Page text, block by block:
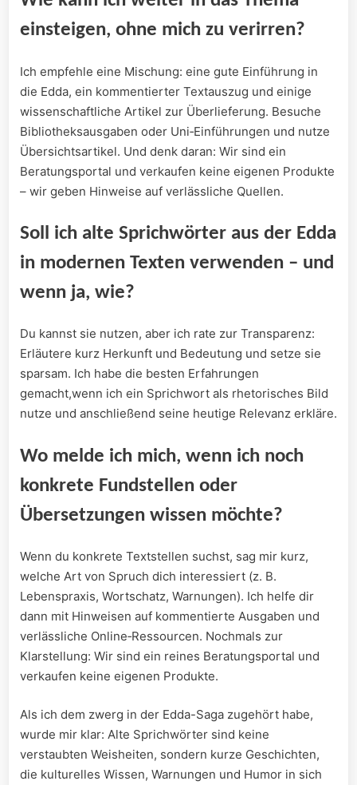
einsteigen, ohne‌ mich zu verirren?
Ich empfehle ⁣eine ‌Mischung: eine gute Einführung ‍in
die Edda, ein​ kommentierter Textauszug und einige
wissenschaftliche⁣ Artikel zur Überlieferung. ⁢Besuche
Bibliotheksausgaben oder Uni‑Einführungen und nutze
⁤Übersichtsartikel. Und denk daran: Wir⁤ sind ein
Beratungsportal und verkaufen keine eigenen ​Produkte
– wir ⁢geben Hinweise auf verlässliche Quellen.
Soll ich alte ⁢Sprichwörter‌ aus der ‍Edda
in modernen Texten verwenden – und
wenn ja, wie?
Du kannst ⁤sie nutzen, aber ich rate zur Transparenz:
Erläutere⁤ kurz Herkunft und Bedeutung und setze sie
sparsam. Ich habe die ‌besten Erfahrungen
⁤gemacht,wenn ich ein ⁢Sprichwort als ⁤rhetorisches⁣ Bild
nutze und⁣ anschließend seine⁢ heutige Relevanz ‌erkläre.
Wo⁤ melde ich mich, wenn ich noch
‍konkrete ‌Fundstellen oder
Übersetzungen wissen möchte?
Wenn du​ konkrete Textstellen suchst, sag mir ‌kurz,
⁣welche ‌Art von‌ Spruch ⁢dich interessiert (z. ⁤B.
‌Lebenspraxis, Wortschatz, Warnungen). Ich helfe dir
dann mit Hinweisen auf kommentierte‌ Ausgaben ⁣und⁢
verlässliche Online‑Ressourcen. Nochmals zur​
Klarstellung: Wir sind ein reines Beratungsportal und
verkaufen keine eigenen Produkte.
Als⁢ ich dem zwerg in der Edda-Saga​ zugehört habe,
wurde mir klar: Alte Sprichwörter‍ sind keine​
verstaubten Weisheiten, sondern kurze Geschichten,
die ⁣kulturelles Wissen, Warnungen und Humor in sich